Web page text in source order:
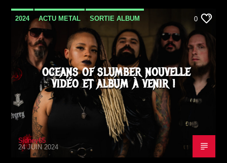
2024 ACTU METAL SORTIE ALBUM
VIDEO STORIES
0
OCEANS OF SLUMBER NOUVELLE
VIDÉO ET ALBUM À VENIR !
Sidney65
24 JUIN 2024